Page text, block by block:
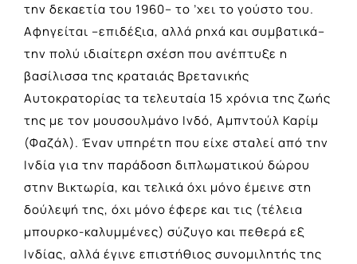
την δεκαετία του 1960– το ’χει το γούστο του.
Αφηγείται –επιδέξια, αλλά ρηχά και συμβατικά–
την πολύ ιδιαίτερη σχέση που ανέπτυξε η
βασίλισσα της κραταιάς Βρετανικής
Αυτοκρατορίας τα τελευταία 15 χρόνια της ζωής
της με τον μουσουλμάνο Ινδό, Αμπντούλ Καρίμ
(Φαζάλ). Έναν υπηρέτη που είχε σταλεί από την
Ινδία για την παράδοση διπλωματικού δώρου
στην Βικτωρία, και τελικά όχι μόνο έμεινε στη
δούλεψή της, όχι μόνο έφερε και τις (τέλεια
μπουρκο-καλυμμένες) σύζυγο και πεθερά εξ
Ινδίας, αλλά έγινε επιστήθιος συνομιλητής της